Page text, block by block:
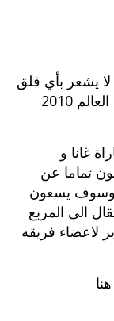
لا يشعر بأي قلق
من نتيجة مباراة غانا و اورجواي في كأس العالم 2010
غانا و
تماما عن
المستوى الذي وصلوا اليه في دور الـ 16 وسوف يسعون
الى المربع
لاعضاء فريقه